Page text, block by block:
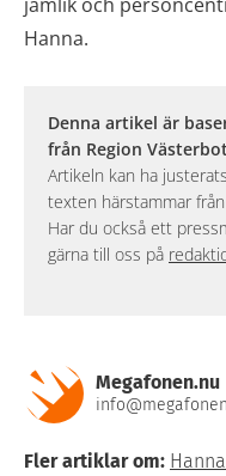
Hanna.
Denna artikel är
från Region
Artikeln kan ha
texten härstammar
Har du också ett
gärna till oss på
Megafonen.nu
Fler artiklar om: